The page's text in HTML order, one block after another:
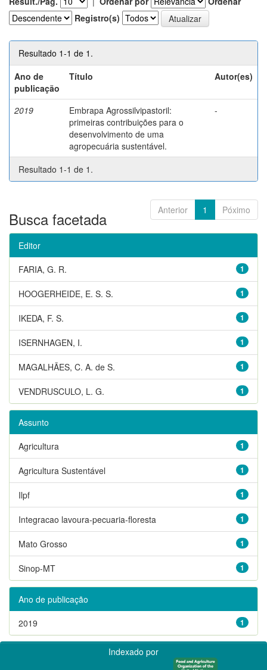
Registro(s)
Resultado 1-1 de 1.
Ano de
publicação
Título Autor(es)
2019
Embrapa Agrossilvipastoril:
primeiras contribuições para o
desenvolvimento de uma
agropecuária sustentável.
-
Resultado 1-1 de 1.
Anterior 1 Póximo
Busca facetada
Editor
1
FARIA, G. R.
1
HOOGERHEIDE, E. S. S.
1
IKEDA, F. S.
1
ISERNHAGEN, I.
1
MAGALHÃES, C. A. de S.
1
VENDRUSCULO, L. G.
Assunto
1
Agricultura
1
Agricultura Sustentável
1
Ilpf
1
Integracao lavoura-pecuaria-floresta
1
Mato Grosso
1
Sinop-MT
Ano de publicação
1
2019
Indexado por